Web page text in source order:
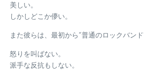
美しい。
しかしどこか儚い。
また彼らは、最初から“普通のロックバンド
怒りを叫ばない。
派手な反抗もしない。